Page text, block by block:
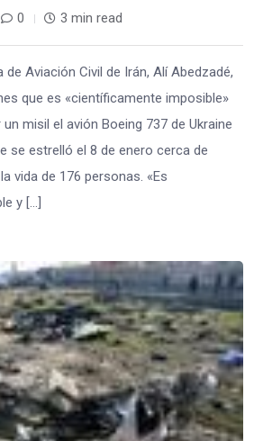
0 3 min read
de Aviación Civil de Irán, Alí Abedzadé,
que es «científicamente imposible»
misil el avión Boeing 737 de Ukraine
se estrelló el 8 de enero cerca de
vida de 176 personas. «Es
y […]